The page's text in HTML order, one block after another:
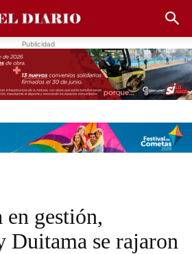
Publicidad
en gestión,
Duitama se rajaron